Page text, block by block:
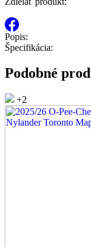
Popis:
Špecifikácia:
Podobné
+2